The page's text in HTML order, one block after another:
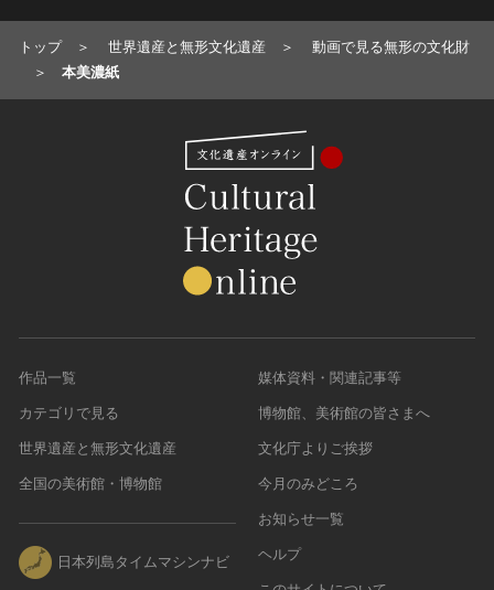
トップ 世界遺産と無形文化遺産
動画で見る無形の文化財
本美濃紙
作品一覧
カテゴリで見る
世界遺産と無形文化遺産
全国の美術館・博物館
日本列島タイムマシンナビ
媒体資料・関連記事等
博物館、美術館の皆さまへ
文化庁よりご挨拶
今月のみどころ
お知らせ一覧
ヘルプ